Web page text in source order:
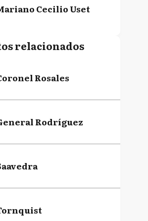
Cecilio Uset
relacionados
Rosales
Rodríguez